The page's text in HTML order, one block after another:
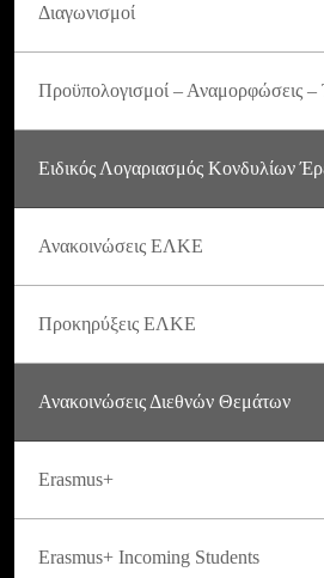
Διαγωνισμοί
Προϋπολογισμοί – Αναμορφώσεις –
Ειδικός Λογαριασμός Κονδυλίων
Ανακοινώσεις ΕΛΚΕ
Προκηρύξεις ΕΛΚΕ
Ανακοινώσεις Διεθνών Θεμάτων
Erasmus+
Erasmus+ Incoming Students